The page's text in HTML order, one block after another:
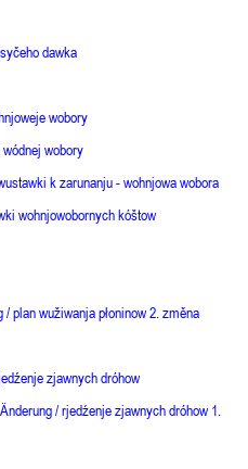
dawka
wobory
wobory
k zarunanju - wohnjowa wobora
wohnjowobornych kóštow
plan wužiwanja płoninow 2. změna
zjawnych dróhow
/ rjedźenje zjawnych dróhow 1.